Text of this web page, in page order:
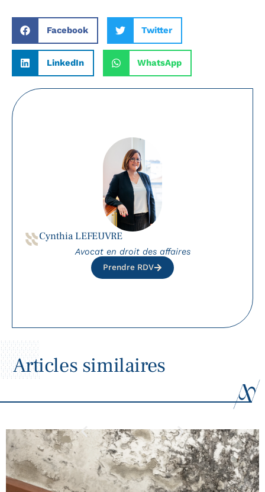
Facebook Twitter
LinkedIn WhatsApp
Cynthia LEFEUVRE
Avocat en droit des affaires
Prendre RDV
Articles similaires